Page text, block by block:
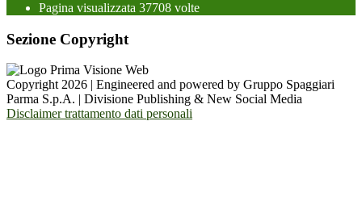
Pagina visualizzata 37708 volte
Sezione Copyright
Copyright 2026 | Engineered and powered by Gruppo Spaggiari
Parma S.p.A. | Divisione Publishing & New Social Media
Disclaimer trattamento dati personali